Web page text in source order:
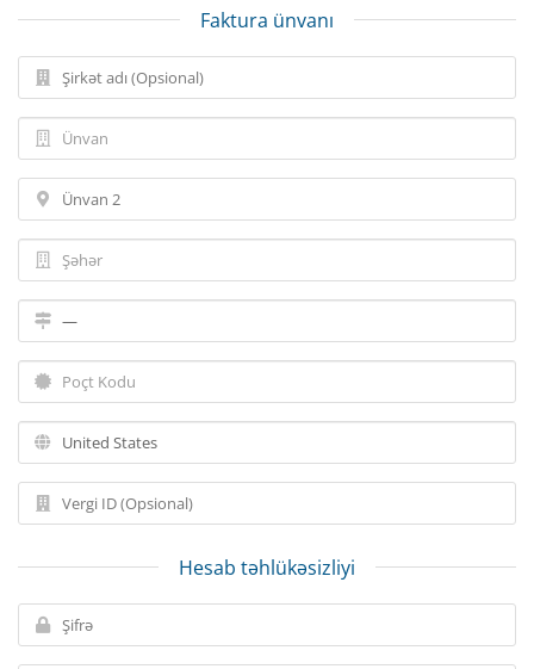
Faktura ünvanı
Hesab təhlükəsizliyi